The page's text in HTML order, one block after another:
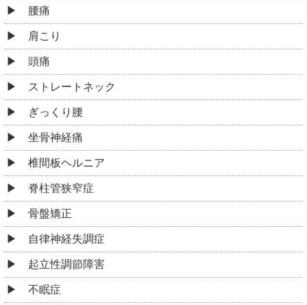
腰痛
肩こり
頭痛
ストレートネック
ぎっくり腰
坐骨神経痛
椎間板ヘルニア
脊柱管狭窄症
骨盤矯正
自律神経失調症
起立性調節障害
不眠症